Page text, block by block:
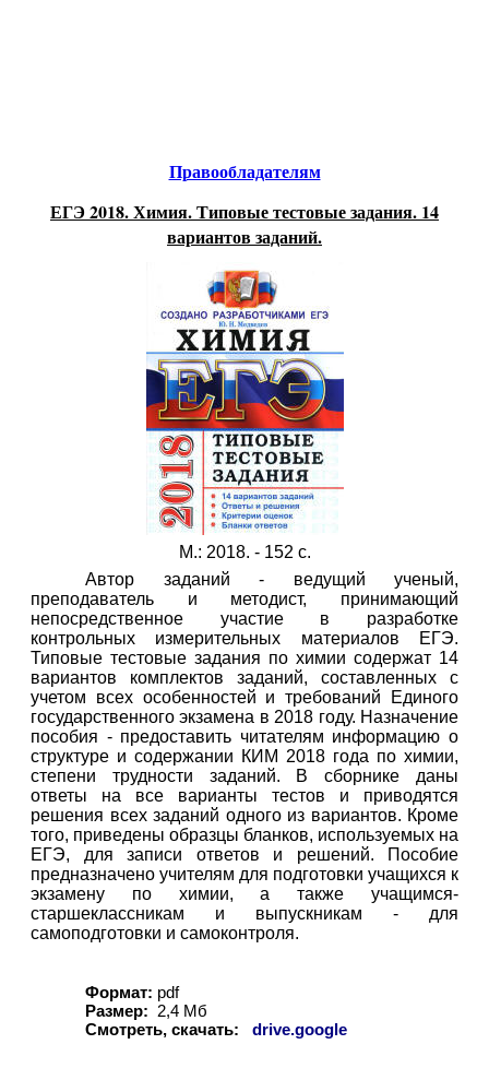
Правообладателям
ЕГЭ 2018. Химия. Типовые тестовые задания. 14
вариантов заданий.
М.: 2018. - 152 с.
Автор заданий - ведущий ученый,
преподаватель и методист, принимающий
непосредственное участие в разработке
контрольных измерительных материалов ЕГЭ.
Типовые тестовые задания по химии содержат 14
вариантов комплектов заданий, составленных с
учетом всех особенностей и требований Единого
государственного экзамена в 2018 году. Назначение
пособия - предоставить читателям информацию о
структуре и содержании КИМ 2018 года по химии,
степени трудности заданий. В сборнике даны
ответы на все варианты тестов и приводятся
решения всех заданий одного из вариантов. Кроме
того, приведены образцы бланков, используемых на
ЕГЭ, для записи ответов и решений. Пособие
предназначено учителям для подготовки учащихся к
экзамену по химии, а также учащимся-
старшеклассникам и выпускникам - для
самоподготовки и самоконтроля.
Формат: pdf
Размер:
2,4 Мб
Смотреть, скачать:
drive.google